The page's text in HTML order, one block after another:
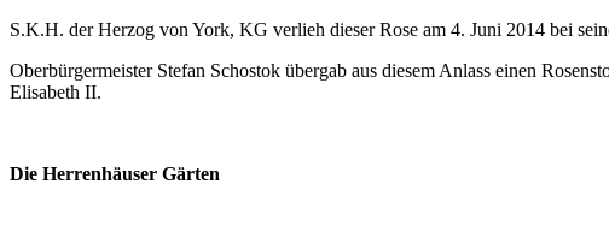
S.K.H. der Herzog von York, KG verlieh dieser Rose am 4. Juni 2014 bei
Oberbürgermeister Stefan Schostok übergab aus diesem Anlass einen
Elisabeth II.
Die Herrenhäuser Gärten